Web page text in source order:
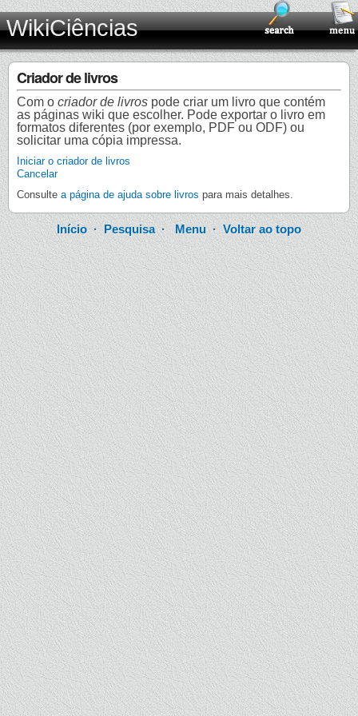
WikiCiências
Criador de livros
Com o criador de livros pode criar um livro que contém
as páginas wiki que escolher. Pode exportar o livro em
formatos diferentes (por exemplo, PDF ou ODF) ou
solicitar uma cópia impressa.
Iniciar o criador de livros
Cancelar
Consulte a página de ajuda sobre livros para mais detalhes.
Início· Pesquisa·Menu · Voltar ao topo